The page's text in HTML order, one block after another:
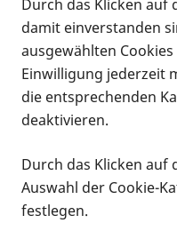
Infomaterial
Durch das Klicken auf
damit einverstanden
ausgewählten
Einwilligung jederzeit
die entsprechenden
deaktivieren.
Durch das Klicken auf
Auswahl der Cookie-
festlegen.